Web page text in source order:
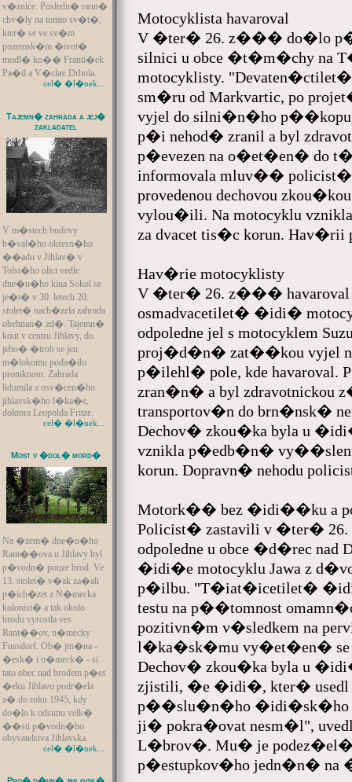
v�znice. Posledn� rann�
chv�ly na tomto sv�t�,
kter� se ve sv�m
pozemsk�m �ivot�
modl� kn�� Franti�ek
Pa�il a V�clav Drbola.
cel� �l�nek...
Tajemn� zahrada a jej�
zakladatel
V m�stech budovy
b�val�ho okresn�ho
��adu v Jihlav� v
Tolst�ho ulici vedle
dne�n�ho kina Sokol se
je�t� v 30. letech 20.
stolet� nach�zela zahrada
obehnan� zd�. Tajemn�
kout v centru Jihlavy, do
jeho� �trob se jen
m�lokomu poda�ilo
proniknout. Zahrada
lidumila a osv�cen�ho
jihlavsk�ho l�ka�e,
doktora Leopolda Fritze.
cel� �l�nek...
Most v �dol� mord�
Na �zem� dne�n�ho
Rant��ova u Jihlavy byl
p�vodn� pouze brod. Ve
13. stolet� v�ak za�ali
p�ich�zet z N�mecka
kolonist� a tak okolo
brodu vyrostla ves
Rant��ov, n�mecky
Fussdorf. Ob� jm�na -
�esk� i n�meck� - si
tato obec nad brodem p�es
�eku Jihlavu podr�ela
a� do roku 1945, kdy
do�lo k odsunu velk�
��sti p�vodn�ho
obyvatelstva Jihlavska.
cel� �l�nek...
Motocyklista havaroval
V �ter� 26. z��� do�lo
silnici u obce �t�m�chy na
motocyklisty.
sm�ru od Markvartic, po
vyjel do silni�n�ho p��kopu,
p�i nehod� zranil a byl
p�evezen na o�et�en� do
informovala mluv��
provedenou dechovou
vylou�ili. Na motocyklu
za dvacet tis�c korun.
Hav�rie motocyklisty
V �ter� 26. z���
osmadvacetilet� �idi�
odpoledne jel s motocyklem
proj�d�n� zat��kou vyjel na
p�ilehl� pole, kde
zran�n� a byl zdravotnickou
transportov�n do brn�nsk�
Dechov� zkou�ka byla u
vznikla p�edb�n�
korun. Dopravn� nehodu
Motork�� bez �idi��ku a
Policist� zastavili v �ter�
odpoledne u obce �d�rec nad
�idi�e motocyklu Jawa z
p�ilbu. "T�iat�icetilet�
testu na p��tomnost
pozitivn�m v�sledkem na
l�ka�sk�mu vy�et�en� se
Dechov� zkou�ka byla u
zjistili, �e �idi�, kter� usedl
p��slu�n�ho
ji� pokra�ovat nesm�l",
L�brov�. Mu� je
p�estupkov�ho jedn�n� na